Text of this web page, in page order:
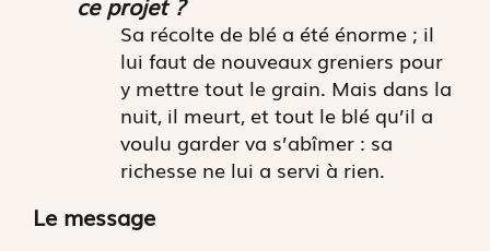
Sa récolte de blé a été énorme ; il
lui faut de nouveaux greniers pour
y mettre tout le grain. Mais dans la
nuit, il meurt, et tout le blé qu’il a
voulu garder va s’abîmer : sa
richesse ne lui a servi à rien.
Le message